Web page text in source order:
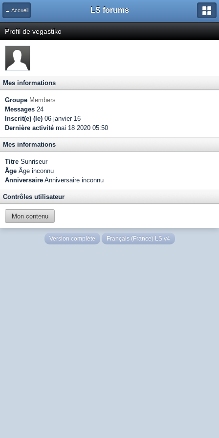
← Accueil LS forums
Profil de vegastiko
Mes informations
Groupe Members
Messages 24
Inscrit(e) (le) 06-janvier 16
Dernière activité mai 18 2020 05:50
Mes informations
Titre Sunriseur
Âge Âge inconnu
Anniversaire Anniversaire inconnu
Contrôles utilisateur
Mon contenu
Version complète Français (France) LS v4